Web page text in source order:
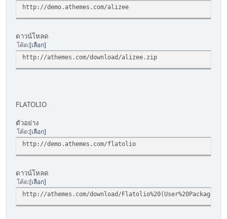
http://demo.athemes.com/alizee
ดาวน์โหลด
โค้ด เลือก
http://athemes.com/download/alizee.zip
FLATOLIO
ตัวอย่าง
โค้ด เลือก
http://demo.athemes.com/flatolio
ดาวน์โหลด
โค้ด เลือก
http://athemes.com/download/